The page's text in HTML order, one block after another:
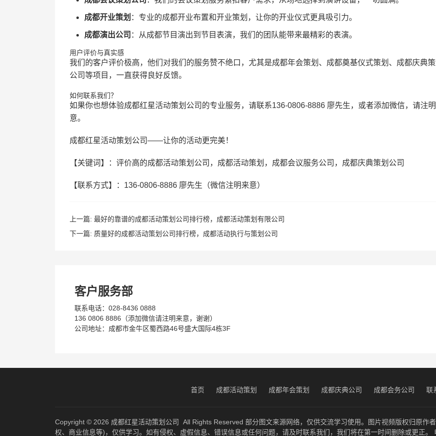
成都开业策划 ：专业的成都开业布置和开业策划，让你的开业仪式更具吸引力。
成都演出公司 ：从成都节目演出到节目表演，我们的团队能带来最精彩的表演。
用户评价与真实感
我们的客户评价极高，他们对我们的服务赞不绝口，尤其是成都年会策划、成都奠基仪式策划、成都庆典
公司等项目，一直获得良好反馈。
如何联系我们？
如果你也想体验成都红星活动策划公司的专业服务，请联系136-0806-8886 廖先生，或者添加微信，请注
意。
成都红星活动策划公司——让你的活动更完美！
【关键词】：评价高的成都活动策划公司，成都活动策划，成都会议服务公司，成都庆典策划公司
【联系方式】：136-0806-8886 廖先生（微信注明来意）
上一篇: 最好的靠谱的成都活动策划公司排行榜，成都活动策划有限公司
下一篇: 质量好的成都活动策划公司排行榜，成都活动执行与策划公司
客户服务部
联系电话：028-8436 0888
136 0806 8886（添加微信请注明来意，谢谢）
公司地址：成都市金牛区蜀西路46号盛大国际4栋3F
首页 成都活动策划 成都年会策划 成都庆典公司 成都会务公司 联
Copyright © 2026 成都红星活动策划公司 All Rights Reserved 部分图文来源网络，仅供交流学习使用。图片视频版权归原作
权、商业信息等)，仅供学习。如有侵权、虚假信息、错误信息或任何问题，请及时联系我们，我们将在第一时间删除或更正